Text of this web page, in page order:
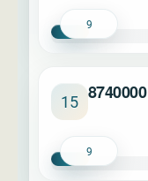
9
15 8740000
9